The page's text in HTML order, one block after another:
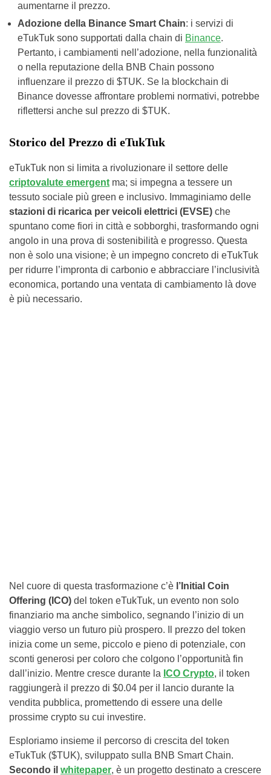
aumentarne il prezzo.
Adozione della Binance Smart Chain: i servizi di
eTukTuk sono supportati dalla chain di Binance.
Pertanto, i cambiamenti nell’adozione, nella funzionalità
o nella reputazione della BNB Chain possono
influenzare il prezzo di $TUK. Se la blockchain di
Binance dovesse affrontare problemi normativi, potrebbe
riflettersi anche sul prezzo di $TUK.
Storico del Prezzo di eTukTuk
eTukTuk non si limita a rivoluzionare il settore delle
criptovalute emergent ma; si impegna a tessere un
tessuto sociale più green e inclusivo. Immaginiamo delle
stazioni di ricarica per veicoli elettrici (EVSE) che
spuntano come fiori in città e sobborghi, trasformando ogni
angolo in una prova di sostenibilità e progresso. Questa
non è solo una visione; è un impegno concreto di eTukTuk
per ridurre l’impronta di carbonio e abbracciare l’inclusività
economica, portando una ventata di cambiamento là dove
è più necessario.
Nel cuore di questa trasformazione c’è l’Initial Coin
Offering (ICO) del token eTukTuk, un evento non solo
finanziario ma anche simbolico, segnando l’inizio di un
viaggio verso un futuro più prospero. Il prezzo del token
inizia come un seme, piccolo e pieno di potenziale, con
sconti generosi per coloro che colgono l’opportunità fin
dall’inizio. Mentre cresce durante la ICO Crypto, il token
raggiungerà il prezzo di $0.04 per il lancio durante la
vendita pubblica, promettendo di essere una delle
prossime crypto su cui investire.
Esploriamo insieme il percorso di crescita del token
eTukTuk ($TUK), sviluppato sulla BNB Smart Chain.
Secondo il whitepaper, è un progetto destinato a crescere